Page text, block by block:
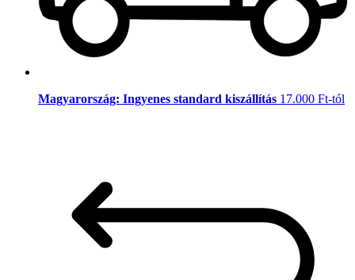
Magyarország: Ingyenes standard kiszállítás 17.000 Ft-tól